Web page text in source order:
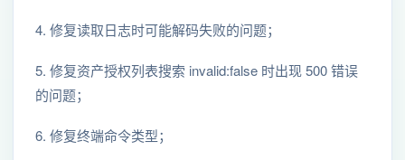
4. 修复读取日志时可能解码失败的问题；
5. 修复资产授权列表搜索 invalid:false 时出现 500 错误
的问题；
6. 修复终端命令类型；